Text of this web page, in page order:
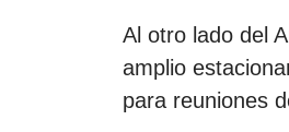
Al otro lado del
amplio
para reuniones